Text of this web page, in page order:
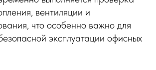
вентиляции и
что особенно важно для
эксплуатации офисных